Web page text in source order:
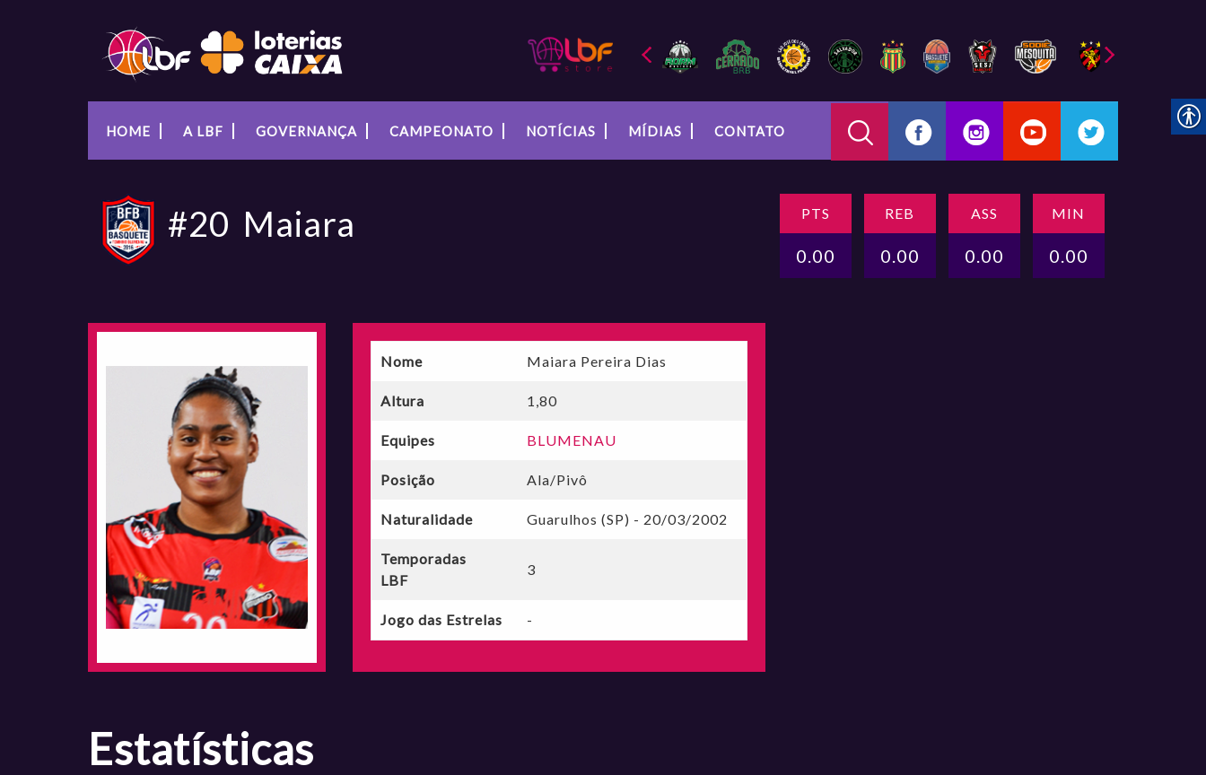
HOME A LBF GOVERNANÇA CAMPEONATO NOTÍCIAS MÍDIAS CONTATO
#20 Maiara PTS
0.00
REB
0.00
ASS
0.00
MIN
0.00
Nome Maiara Pereira Dias
Altura 1,80
Equipes BLUMENAU
Posição Ala/Pivô
Naturalidade Guarulhos (SP) - 20/03/2002
Temporadas
LBF
3
Jogo das Estrelas -
estatísticas